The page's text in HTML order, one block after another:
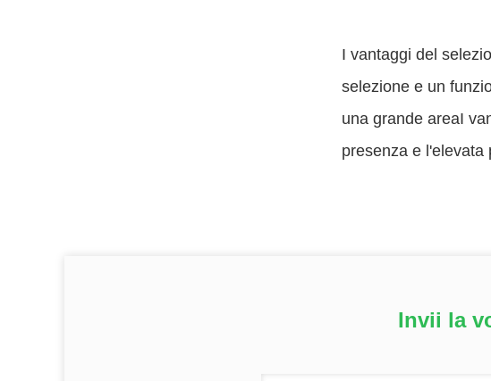
I vantaggi del
selezione e un
una grande areaI
presenza e l'elevata
Invii la